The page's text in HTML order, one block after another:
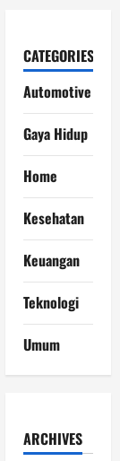
CATEGORIES
Automotive
Gaya Hidup
Home
Kesehatan
Keuangan
Teknologi
Umum
ARCHIVES